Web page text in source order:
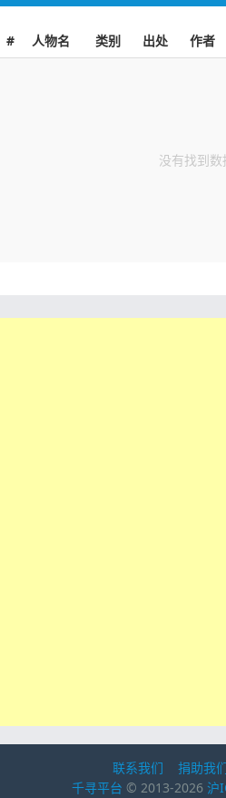
# 人物名 类别 出处 作者
没有找到数
联系我们 捐助我
千寻平台 © 2013-2026 沪